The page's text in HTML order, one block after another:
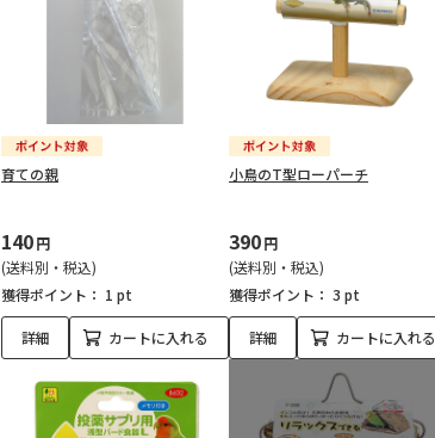
育ての親
140円
(送料別・税込)
獲得ポイント： 1 pt
詳細 カートに入れる
小鳥のT型ローパーチ
390円
(送料別・税込)
獲得ポイント： 3 pt
詳細 カートに入れる